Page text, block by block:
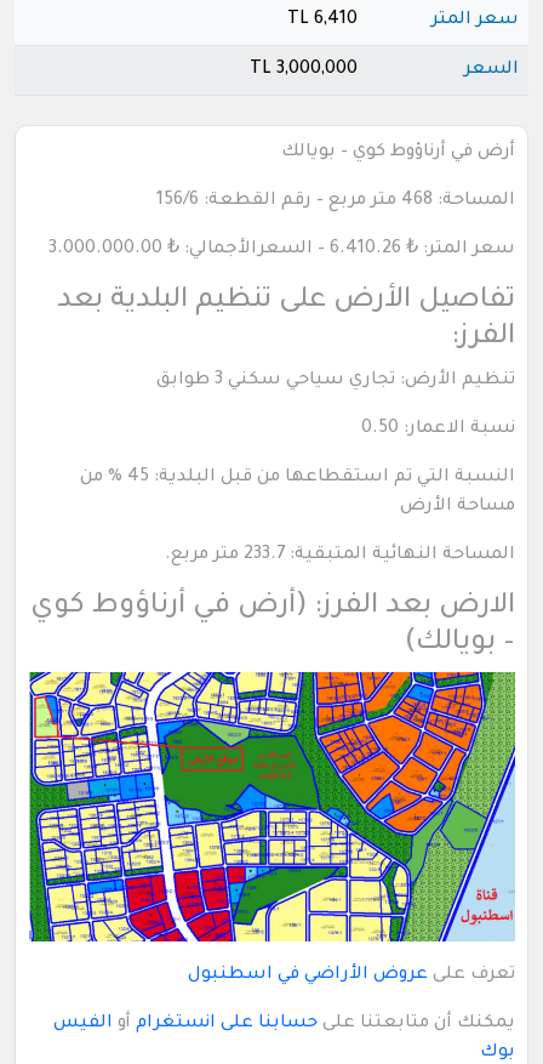
سعر المتر 6,410 TL
السعر 3,000,000 TL
أرض في أرناؤوط كوي – بويالك
المساحة: 468 متر مربع – رقم القطعة: 156/6
سعر المتر: ₺ 6.410.26 – السعرالأجمالي: ₺ 3.000.000.00
تفاصيل الأرض على تنظيم البلدية بعد
الفرز:
تنظيم الأرض: تجاري سياحي سكني 3 طوابق
نسبة الاعمار: 0.50
النسبة التي تم استقطاعها من قبل البلدية: 45 % من
مساحة الأرض
المساحة النهائية المتبقية: 233.7 متر مربع.
الارض بعد الفرز: (أرض في أرناؤوط كوي
– بويالك)
تعرف على عروض الأراضي في اسطنبول
يمكنك أن متابعتنا على حسابنا على انستغرام أو الفيس
بوك